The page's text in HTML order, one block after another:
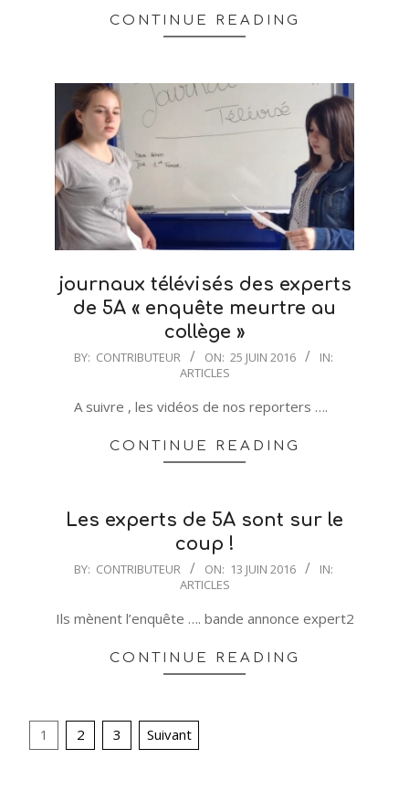
CONTINUE READING
journaux télévisés des experts
de 5A « enquête meurtre au
collège »
2016-
BY: CONTRIBUTEUR ON: 25 JUIN 2016
IN:
ARTICLES
A suivre , les vidéos de nos reporters ….
CONTINUE READING
Les experts de 5A sont sur le
coup !
2016-
13
BY: CONTRIBUTEUR ON: 13 JUIN 2016
IN:
ARTICLES
Ils mènent l’enquête …. bande annonce expert2
CONTINUE READING
Pagination
1 2 3 Suivant